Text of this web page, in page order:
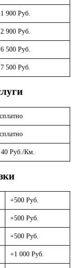
900 Руб.
900 Руб.
500 Руб.
500 Руб.
40 Руб./Км.
+500 Руб.
+500 Руб.
+500 Руб.
+1 000 Руб.